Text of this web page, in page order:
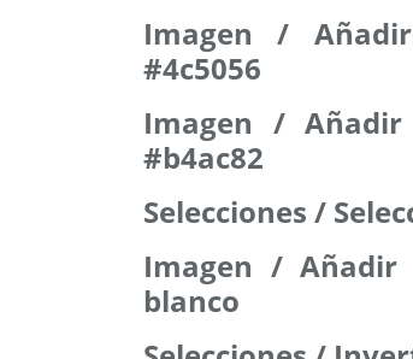
Imagen /
#4c5056
Imagen /
#b4ac82
Selecciones /
Imagen / Añadir
blanco